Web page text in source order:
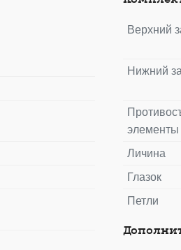
Верхний
Нижний
элементы
Личина
Глазок
Петли